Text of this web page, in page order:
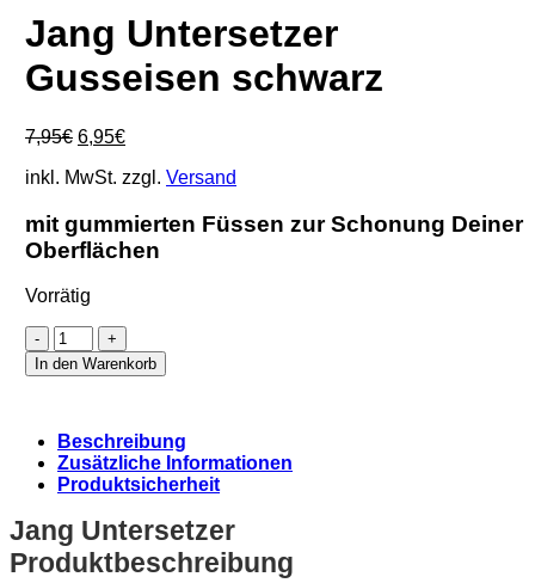
Jang Untersetzer
Gusseisen schwarz
7,95€ Ursprünglicher
war:
6,95€Aktueller
ist:
inkl. MwSt. zzgl. Versand
mit gummierten Füssen zur Schonung Deiner
Oberflächen
Vorrätig
Jang
Untersetzer
Gusseisen
In den Warenkorb
Beschreibung
Zusätzliche Informationen
Produktsicherheit
Jang Untersetzer
Produktbeschreibung